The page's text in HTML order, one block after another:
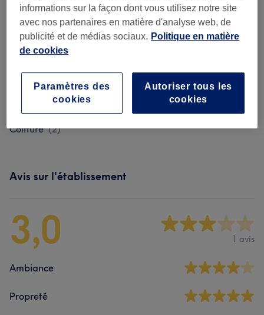
Femme - Coupe De Cheveux Et
Coiffure (3 )
à partir de 40 €
Homme - Coupe De Cheveux Et
Barbier (7)
Enfant - Coupe De Cheveux Et
Coiffure (2)
Avis sur l'établissement
3,0 1 avis
Ambiance
Propreté
informations sur la façon dont vous utilisez notre site
avec nos partenaires en matière d'analyse web, de
publicité et de médias sociaux. Politique en matière
de cookies
Autoriser tous les
cookies
Paramètres des
cookies